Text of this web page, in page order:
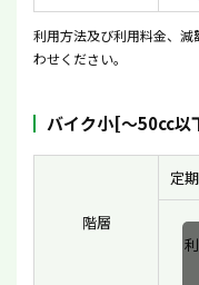
利用方法及び利用料金、
わせください。
バイク小[〜50cc以
階層
定